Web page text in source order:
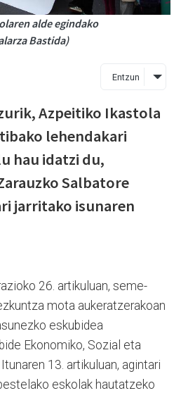
alde egindako
Bastida)
Entzun
Azpeitiko Ikastola
lehendakari
hau idatzi du,
Salbatore
jarritako isunaren
26. artikuluan, seme-
mota aukeratzerakoan
eskubidea
Ekonomiko, Sozial eta
13. artikuluan, agintari
eskolak hautatzeko